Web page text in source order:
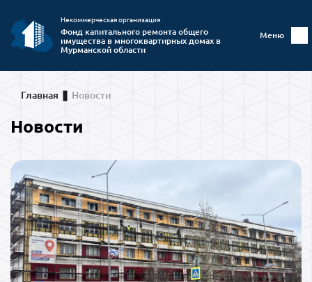
Некоммерческая организация
Фонд капитального ремонта общего
имущества в многоквартирных домах в
Мурманской области
Меню
Главная Новости
Новости